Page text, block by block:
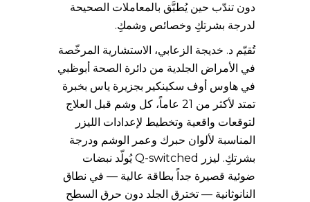
دون تندّب حين يُطبَّق بالمعاملات الصحيحة
لدرجة بشرتكِ وخصائص وشمكِ.
تُقيّم د. خديجة الزعابي، الاستشارية المرخّصة
في الأمراض الجلدية من دائرة الصحة أبوظبي
في هاوس أوف سكينكير بجزيرة ياس بخبرة
تمتد لأكثر من 21 عاماً، كل وشم قبل العلاج
لتوقعات واقعية وتخطيط لإعدادات الليزر
المناسبة لألوان حبرك وعمر الوشم ودرجة
بشرتكِ. ليزر Q-switched يُولّد نبضات
ضوئية قصيرة جداً بطاقة عالية — في نطاق
النانوثانية — تخترق الجلد دون حرق السطح